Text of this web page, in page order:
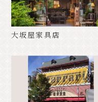
大坂屋家具店